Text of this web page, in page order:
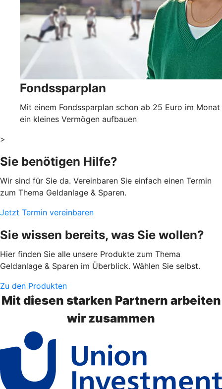
Fondssparplan
Mit einem Fondssparplan schon ab 25 Euro im Monat
ein kleines Vermögen aufbauen
>
Sie benötigen Hilfe?
Wir sind für Sie da. Vereinbaren Sie einfach einen Termin
zum Thema Geldanlage & Sparen.
Jetzt Termin vereinbaren
Sie wissen bereits, was Sie wollen?
Hier finden Sie alle unsere Produkte zum Thema
Geldanlage & Sparen im Überblick. Wählen Sie selbst.
Zu den Produkten
Mit diesen starken Partnern arbeiten
wir zusammen